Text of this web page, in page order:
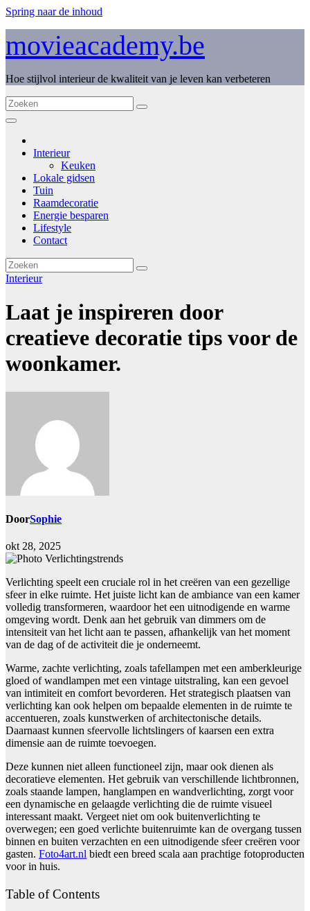
Spring naar de inhoud
movieacademy.be
Hoe stijlvol interieur de kwaliteit van je leven kan verbeteren
Interieur
Keuken
Lokale gidsen
Tuin
Raamdecoratie
Energie besparen
Lifestyle
Contact
Interieur
Laat je inspireren door
creatieve decoratie tips voor de
woonkamer.
DoorSophie
okt 28, 2025
Verlichting speelt een cruciale rol in het creëren van een gezellige
sfeer in elke ruimte. Het juiste licht kan de ambiance van een kamer
volledig transformeren, waardoor het een uitnodigende en warme
omgeving wordt. Denk aan het gebruik van dimmers om de
intensiteit van het licht aan te passen, afhankelijk van het moment
van de dag of de activiteit die je onderneemt.
Warme, zachte verlichting, zoals tafellampen met een amberkleurige
gloed of wandlampen met een vintage uitstraling, kan een gevoel
van intimiteit en comfort bevorderen. Het strategisch plaatsen van
verlichting kan ook helpen om bepaalde elementen in de ruimte te
accentueren, zoals kunstwerken of architectonische details.
Daarnaast kunnen sfeervolle lichtslingers of kaarsen een extra
dimensie aan de ruimte toevoegen.
Deze kunnen niet alleen functioneel zijn, maar ook dienen als
decoratieve elementen. Het gebruik van verschillende lichtbronnen,
zoals staande lampen, hanglampen en wandverlichting, zorgt voor
een dynamische en gelaagde verlichting die de ruimte visueel
interessant maakt. Vergeet niet om ook buitenverlichting te
overwegen; een goed verlichte buitenruimte kan de overgang tussen
binnen en buiten verzachten en een uitnodigende sfeer creëren voor
gasten. Foto4art.nl biedt een breed scala aan prachtige fotoproducten
voor in huis.
Table of Contents